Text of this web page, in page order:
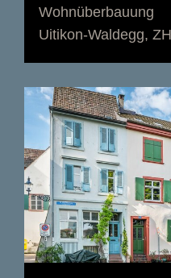
Wohnüberbauung
Uitikon-Waldegg, ZH